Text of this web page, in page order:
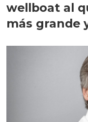
wellboat al
más grande